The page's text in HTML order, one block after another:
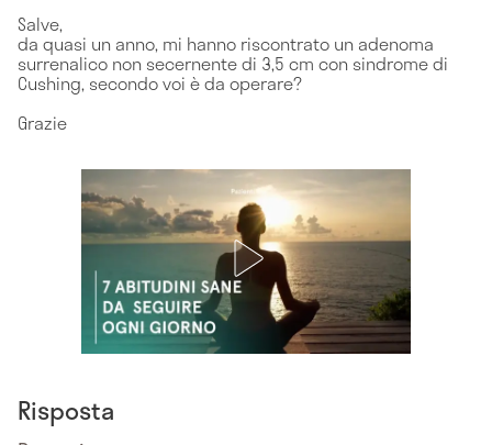
Salve,
da quasi un anno, mi hanno riscontrato un adenoma
surrenalico non secernente di 3,5 cm con sindrome di
Cushing, secondo voi è da operare?
Grazie
Risposta